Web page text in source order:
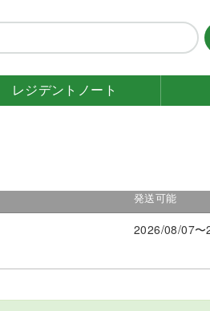
レジデント ノート
発送可能
2026/08/07〜